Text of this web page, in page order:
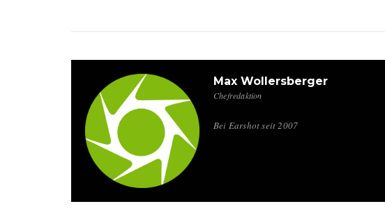
Max Wollersberger
Chefredaktion
Bei Earshot seit 2007